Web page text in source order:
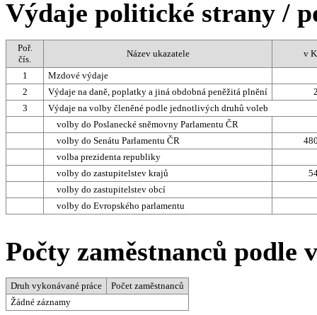
Výdaje politické strany /
Poř.
čís.
Název ukazatele v
1
Mzdové výdaje
2
Výdaje na daně, poplatky a jiná obdobná peněžitá plnění
3
Výdaje na volby členěné podle jednotlivých druhů voleb
volby do Poslanecké sněmovny Parlamentu ČR
volby do Senátu Parlamentu ČR
volba prezidenta republiky
volby do zastupitelstev krajů
volby do zastupitelstev obcí
volby do Evropského parlamentu
Počty zaměstnanců podle
Druh vykonávané práce
Počet zaměstnanců
Žádné záznamy